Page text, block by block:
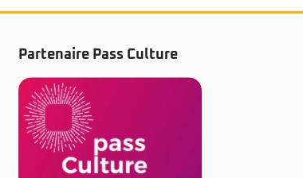
Partenaire Pass Culture